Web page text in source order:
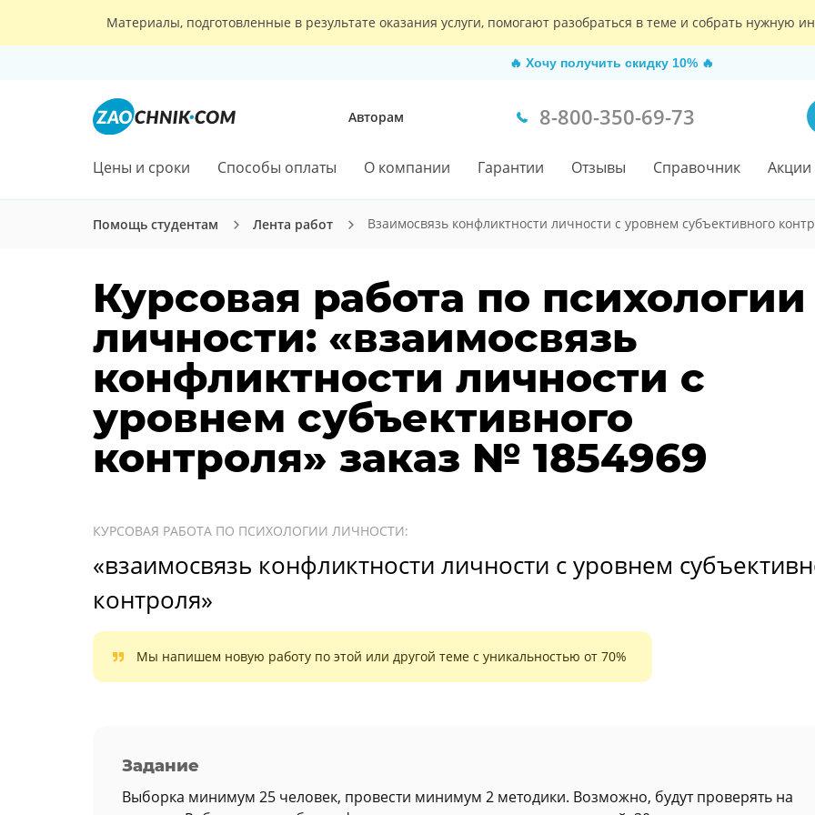
Материалы, подготовленные в результате оказания услуги, помогают разобраться в теме и собрать
🔥 Хочу получить скидку 10% 🔥
Авторам 8-800-350-69-73
Цены и сроки Способы оплаты О компании Гарантии Отзывы Справочник Акции
Помощь студентам Лента работ Взаимосвязь конфликтности личности с уровнем субъективного
Курсовая работа по психологии
личности: «взаимосвязь
конфликтности личности с
уровнем субъективного
контроля» заказ № 1854969
КУРСОВАЯ РАБОТА ПО ПСИХОЛОГИИ ЛИЧНОСТИ:
«взаимосвязь конфликтности личности с уровнем
контроля»
Мы напишем новую работу по этой или другой теме с уникальностью от 70%
Задание
Выборка минимум 25 человек, провести минимум 2 методики. Возможно, будут проверять на